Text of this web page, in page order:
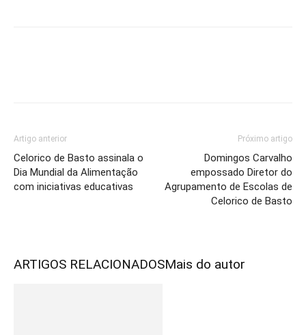
Artigo anterior
Celorico de Basto assinala o
Dia Mundial da Alimentação
com iniciativas educativas
Próximo artigo
Domingos Carvalho
empossado Diretor do
Agrupamento de Escolas de
Celorico de Basto
ARTIGOS RELACIONADOSMais do autor